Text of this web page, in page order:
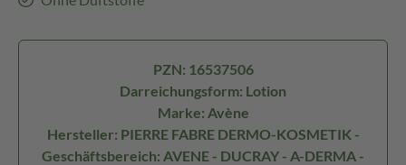
PZN: 16537506
Darreichungsform: Lotion
Marke: Avène
Hersteller: PIERRE FABRE DERMO-KOSMETIK -
Geschäftsbereich: AVENE - DUCRAY - A-DERMA -